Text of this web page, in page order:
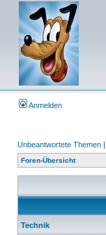
Anmelden
Unbeantwortete Themen |
Foren-Übersicht
Technik